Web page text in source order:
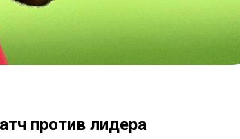
против лидера